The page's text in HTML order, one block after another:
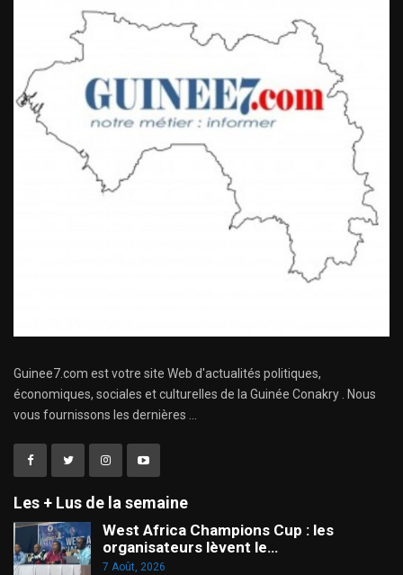
Guinee7.com est votre site Web d'actualités politiques,
économiques, sociales et culturelles de la Guinée Conakry . Nous
vous fournissons les dernières ...
Les + Lus de la semaine
West Africa Champions Cup : les
organisateurs lèvent le…
7 Août, 2026